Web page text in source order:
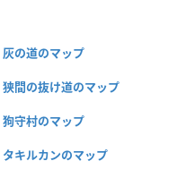
灰の道のマップ
狭間の抜け道のマップ
狗守村のマップ
タキルカンのマップ